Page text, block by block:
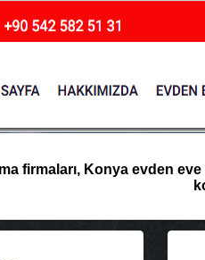
firmaları, Konya evden